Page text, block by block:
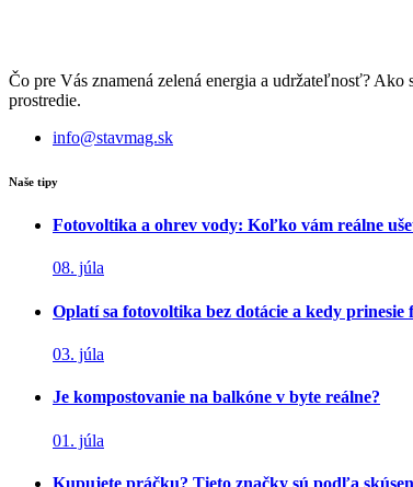
Čo pre Vás znamená zelená energia a udržateľnosť?
prostredie.
info@stavmag.sk
Naše tipy
Fotovoltika a ohrev vody: Koľko vám reálne
08. júla
Oplatí sa fotovoltika bez dotácie a kedy prinesie
03. júla
Je kompostovanie na balkóne v byte reálne?
01. júla
Kupujete práčku? Tieto značky sú podľa